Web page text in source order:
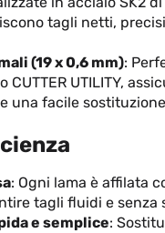
tagli netti,
(19 x 0,6 mm):
UTILITY,
una facile
: Ogni lama è affilata
tagli fluidi e senza
e semplice: